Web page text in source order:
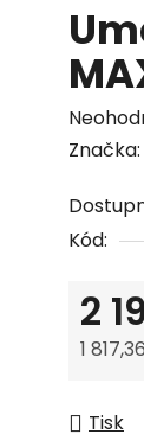
je
0,0
Značka:
Kód:
2
1
Tisk